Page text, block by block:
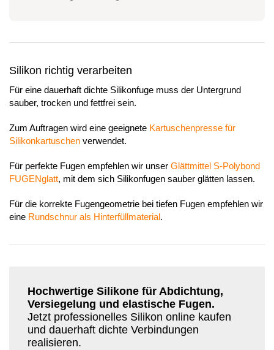
Silikon richtig verarbeiten
Für eine dauerhaft dichte Silikonfuge muss der Untergrund
sauber, trocken und fettfrei sein.
Zum Auftragen wird eine geeignete Kartuschenpresse für
Silikonkartuschen verwendet.
Für perfekte Fugen empfehlen wir unser Glättmittel S-Polybond
FUGENglatt, mit dem sich Silikonfugen sauber glätten lassen.
Für die korrekte Fugengeometrie bei tiefen Fugen empfehlen wir
eine Rundschnur als Hinterfüllmaterial.
Hochwertige Silikone für Abdichtung,
Versiegelung und elastische Fugen.
Jetzt professionelles Silikon online kaufen
und dauerhaft dichte Verbindungen
realisieren.